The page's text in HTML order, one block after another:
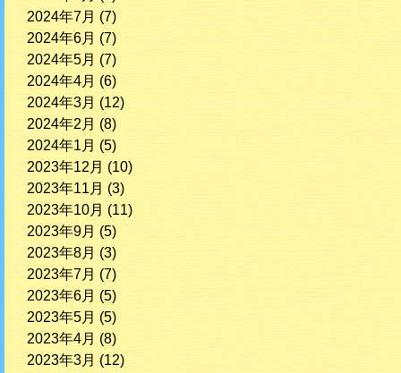
2024年7月 (7)
2024年6月 (7)
2024年5月 (7)
2024年4月 (6)
2024年3月 (12)
2024年2月 (8)
2024年1月 (5)
2023年12月 (10)
2023年11月 (3)
2023年10月 (11)
2023年9月 (5)
2023年8月 (3)
2023年7月 (7)
2023年6月 (5)
2023年5月 (5)
2023年4月 (8)
2023年3月 (12)